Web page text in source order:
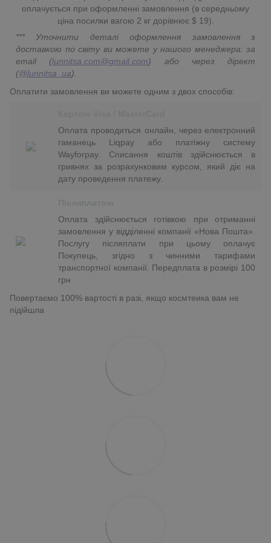
оплачується при оформленні замовлення (в середньому
ціна посилки вагою 2 кг дорівнює $ 19).
*** Уточнити деталі оформлення замовлення з
доставкою по світу ви можете у нашого менеджера: за
email (lunnitsa.com@gmail.com) або через дірект
(@lunnitsa_ua).
Оплатити замовлення ви можете одним з двох способів:
Оплата проводиться онлайн, через електронний
гаманець Liqpay або платіжну систему
Wayforpay. Списання коштів здійснюється в
гривнях за розрахунковим курсом, який діє на
дату проведення платежу.
Оплата здійснюється готівкою при отриманні
замовлення у відділенні компанії «Нова Пошта».
Послугу післяплати при цьому оплачує
Покупець, згідно з чинними тарифами
транспортної компанії. Передплата в розмірі 100
грн
Повертаємо 100% вартості в разі, якщо космтеика вам не
підійшла